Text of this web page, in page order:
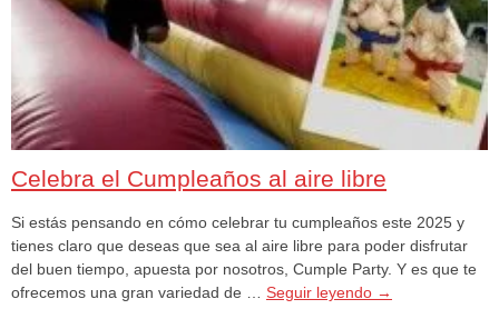
Celebra el Cumpleaños al aire libre
Si estás pensando en cómo celebrar tu cumpleaños este 2025 y
tienes claro que deseas que sea al aire libre para poder disfrutar
del buen tiempo, apuesta por nosotros, Cumple Party. Y es que te
ofrecemos una gran variedad de … Seguir leyendo →